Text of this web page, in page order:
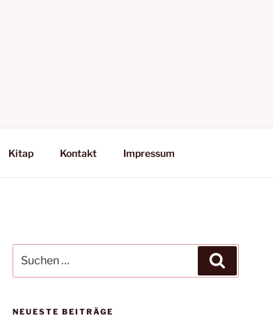
Kitap Kontakt Impressum
nach:
NEUESTE BEITRÄGE